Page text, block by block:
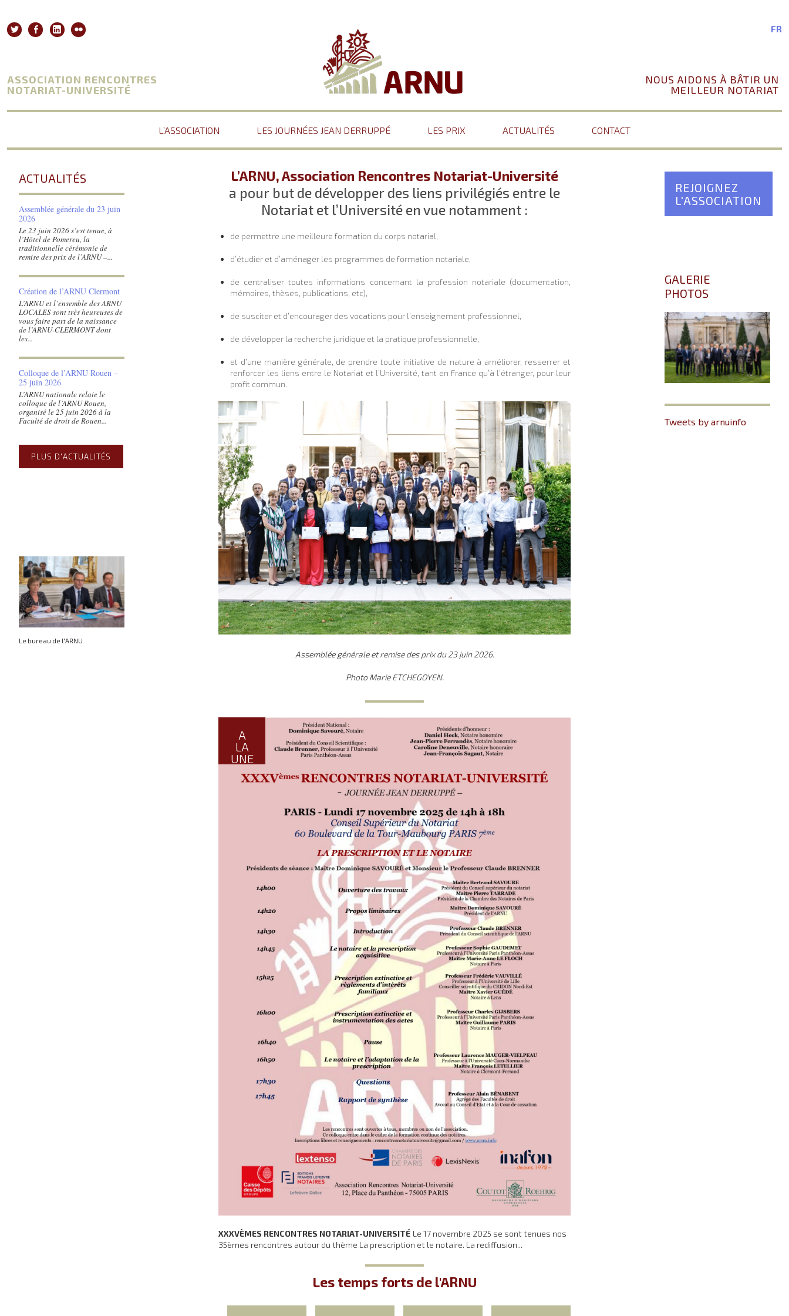
au
contenu
TwitterFacebook
LinkedinFlickr FR
ASSOCIATION RENCONTRES
NOTARIAT-UNIVERSITÉ
NOUS AIDONS À BÂTIR UN
MEILLEUR NOTARIAT
L’ASSOCIATION LES JOURNÉES JEAN DERRUPPÉ LES PRIX ACTUALITÉS CONTACT
ACTUALITÉS
Assemblée générale du 23 juin
2026
Le 23 juin 2026 s’est tenue, à
l’Hôtel de Pomereu, la
traditionnelle cérémonie de
remise des prix de l’ARNU –...
Création de l’ARNU Clermont
L’ARNU et l’ensemble des ARNU
LOCALES sont très heureuses de
vous faire part de la naissance
de l’ARNU-CLERMONT dont
les...
Colloque de l’ARNU Rouen –
25 juin 2026
L’ARNU nationale relaie le
colloque de l’ARNU Rouen,
organisé le 25 juin 2026 à la
Faculté de droit de Rouen...
PLUS D'ACTUALITÉS
Le bureau de l'ARNU
L’ARNU, Association Rencontres Notariat-Université
a pour but de développer des liens privilégiés entre le
Notariat et l’Université en vue notamment :
de permettre une meilleure formation du corps notarial,
d’étudier et d’aménager les programmes de formation notariale,
de centraliser toutes informations concernant la profession notariale (documentation,
mémoires, thèses, publications, etc),
de susciter et d’encourager des vocations pour l’enseignement professionnel,
de développer la recherche juridique et la pratique professionnelle,
et d’une manière générale, de prendre toute initiative de nature à améliorer, resserrer et
renforcer les liens entre le Notariat et l’Université, tant en France qu’à l’étranger, pour leur
profit commun.
Assemblée générale et remise des prix du 23 juin 2026.
Photo Marie ETCHEGOYEN.
A
LA
UNE
XXXVÈMES RENCONTRES NOTARIAT-UNIVERSITÉ Le 17 novembre 2025 se sont tenues nos
35èmes rencontres autour du thème La prescription et le notaire. La rediffusion...
Les temps forts de l'ARNU
REJOIGNEZ
L'ASSOCIATION
GALERIE
PHOTOS
Tweets by arnuinfo